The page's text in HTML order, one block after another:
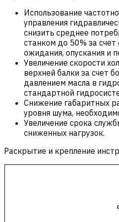
Использование
управления
снизить среднее
станком до 50% за
ожидания, опускания и
Увеличение скорости
верхней балки за счет
давлением масла в
стандартной
Снижение габаритных
уровня шума,
Увеличение срока
сниженных нагрузок.
Раскрытие и крепление